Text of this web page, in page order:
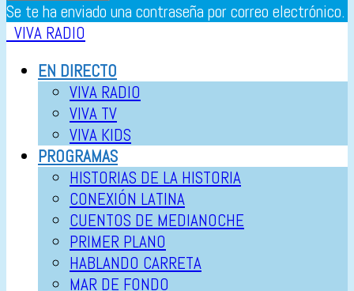
Se te ha enviado una contraseña por correo electrónico.
VIVA RADIO
EN DIRECTO
VIVA RADIO
VIVA TV
VIVA KIDS
PROGRAMAS
HISTORIAS DE LA HISTORIA
CONEXIÓN LATINA
CUENTOS DE MEDIANOCHE
PRIMER PLANO
HABLANDO CARRETA
MAR DE FONDO